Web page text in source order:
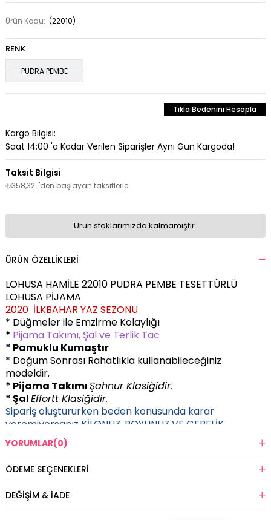
Ürün Kodu: (22010)
RENK
PUDRA PEMBE
Tıkla Bedenini Hesapla
Kargo Bilgisi:
Saat 14:00 'a Kadar Verilen Siparişler Aynı Gün Kargoda!
₺358,32 'den başlayan taksitlerle
Ürün stoklarımızda kalmamıştır.
ÜRÜN ÖZELLIKLERI
LOHUSA HAMİLE 22010 PUDRA PEMBE TESETTÜRLÜ
LOHUSA PİJAMA
2020 İLKBAHAR YAZ SEZONU
* Düğmeler ile Emzirme Kolaylığı
* Pijama Takımı, Şal ve Terlik Tac
* Pamuklu Kumaştır
* Doğum Sonrası Rahatlıkla kullanabileceğiniz
modeldir.
* Pijama TakımıŞahnur Klasiğidir.
* ŞalEffortt Klasiğidir.
Sipariş oluştururken beden konusunda karar
veremiyorsanız KİLONUZ, BOYUNUZ VE GEBELİK
HAFTANIZ alanlarını doldurun en uygun beden
tarafınıza gönderilecektir.
YORUMLAR(0)
ÖDEME SEÇENEKLERI
DEĞIŞIM & İADE